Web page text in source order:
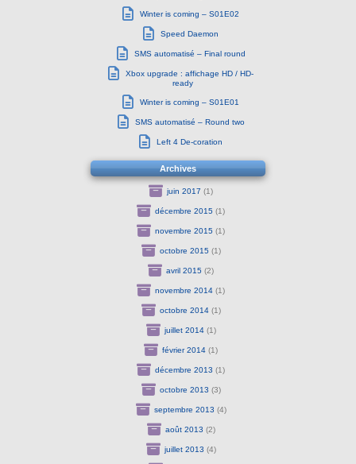
Winter is coming – S01E02
Speed Daemon
SMS automatisé – Final round
Xbox upgrade : affichage HD / HD-
ready
Winter is coming – S01E01
SMS automatisé – Round two
Left 4 De-coration
Archives
juin 2017 (1)
décembre 2015 (1)
novembre 2015 (1)
octobre 2015 (1)
avril 2015 (2)
novembre 2014 (1)
octobre 2014(1)
juillet 2014(1)
février 2014 (1)
décembre 2013 (1)
octobre 2013 (3)
septembre 2013 (4)
août 2013 (2)
juillet 2013 (4)